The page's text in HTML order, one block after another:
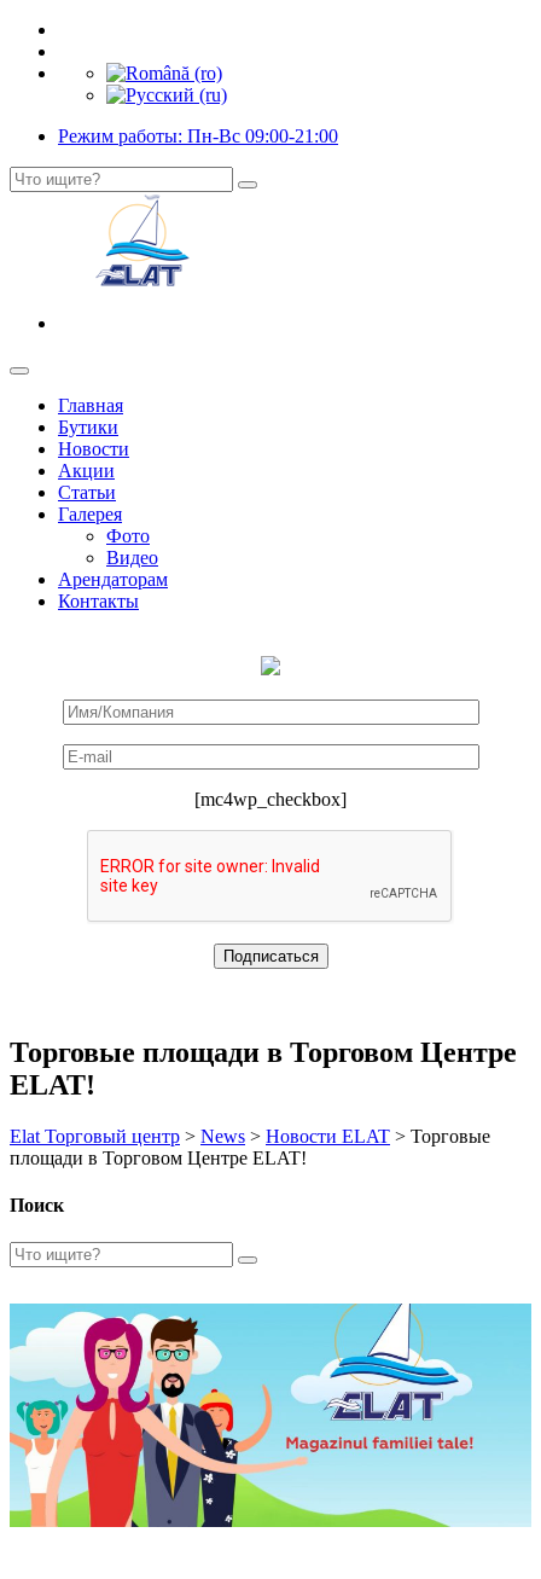
Режим работы: Пн-Вс 09:00-21:00
Главная
Бутики
Новости
Акции
Статьи
Галерея
Фото
Видео
Арендаторам
Контакты
[mc4wp_checkbox]
Торговые площади в Торговом Центре
ELAT!
Elat Торговый центр > News > Новости ELAT > Торговые
площади в Торговом Центре ELAT!
Поиск